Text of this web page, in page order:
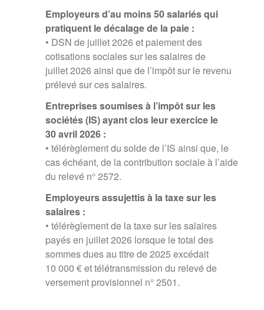
Employeurs d’au moins 50 salariés qui
pratiquent le décalage de la paie :
• DSN de juillet 2026 et paiement des
cotisations sociales sur les salaires de
juillet 2026 ainsi que de l’impôt sur le revenu
prélevé sur ces salaires.
Entreprises soumises à l’impôt sur les
sociétés (IS) ayant clos leur exercice le
30 avril 2026 :
• télérèglement du solde de l’IS ainsi que, le
cas échéant, de la contribution sociale à l’aide
du relevé n° 2572.
Employeurs assujettis à la taxe sur les
salaires :
• télérèglement de la taxe sur les salaires
payés en juillet 2026 lorsque le total des
sommes dues au titre de 2025 excédait
10 000 € et télétransmission du relevé de
versement provisionnel n° 2501.